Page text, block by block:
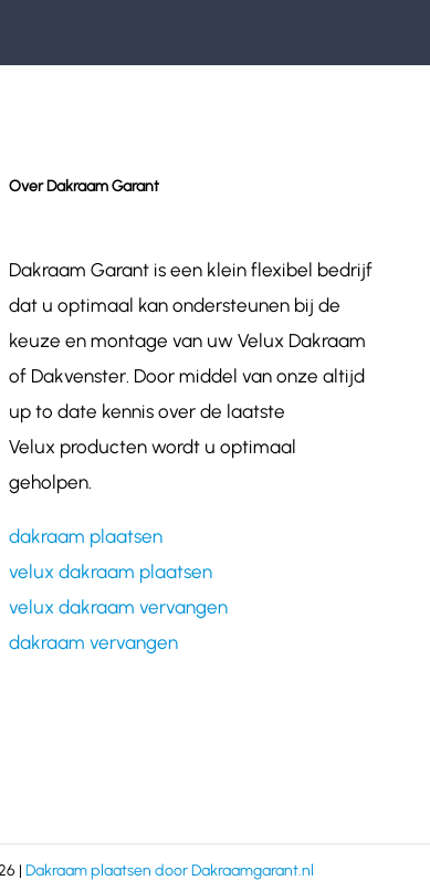
Over Dakraam Garant
Dakraam Garant is een klein flexibel bedrijf
dat u optimaal kan ondersteunen bij de
keuze en montage van uw Velux Dakraam
of Dakvenster. Door middel van onze altijd
up to date kennis over de laatste
Velux producten wordt u optimaal
geholpen.
dakraam plaatsen
velux dakraam plaatsen
velux dakraam vervangen
dakraam vervangen
| Dakraam plaatsen door Dakraamgarant.nl